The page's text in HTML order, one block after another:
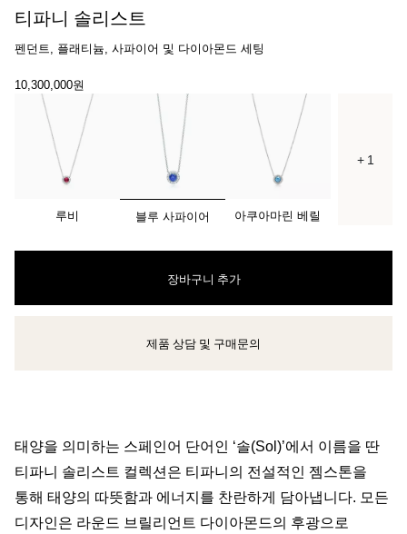
티파니 솔리스트
펜던트, 플래티늄, 사파이어 및 다이아몬드 세팅
10,300,000원
루비 선택됨
블루 사파이어 아쿠아마린 베릴
+ 1
장바구니 추가
클라이언트 어드바이저에게 문의하거나 예약하세요
제품 상담 및 구매문의
태양을 의미하는 스페인어 단어인 ‘솔(Sol)’에서 이름을 딴
티파니 솔리스트 컬렉션은 티파니의 전설적인 젬스톤을
통해 태양의 따뜻함과 에너지를 찬란하게 담아냅니다. 모든
디자인은 라운드 브릴리언트 다이아몬드의 후광으로